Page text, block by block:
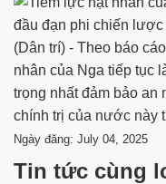
(Dân trí) - Theo báo
nhân của Nga tiếp tục
trọng nhất đảm bảo an
chính trị của nước này
Ngày đăng: July 04, 2025
Tin tức cùng